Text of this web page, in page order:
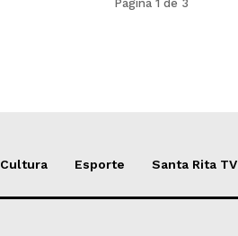
Página 1 de 3
Cultura Esporte Santa Rita TV